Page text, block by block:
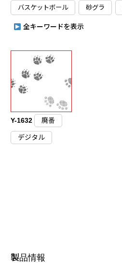
製品情報
バスケットボール 砂グラ
全キーワードを表示
Y-1632 廃番
デジタル